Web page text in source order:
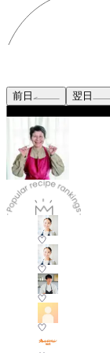
前日 翌日